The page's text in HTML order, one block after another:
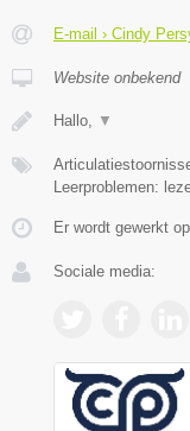
E-mail › Cindy
Website onbekend
Hallo, ▼
Leerproblemen:
Er wordt gewerkt
Sociale media: